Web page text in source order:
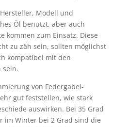
Modell und
Öl benutzt, aber auch
kommen zum Einsatz. Diese
zu zäh sein, sollten möglichst
kompatibel mit den
sein.
von Federgabel-
gut feststellen, wie stark
auswirken. Bei 35 Grad
im Winter bei 2 Grad sind die